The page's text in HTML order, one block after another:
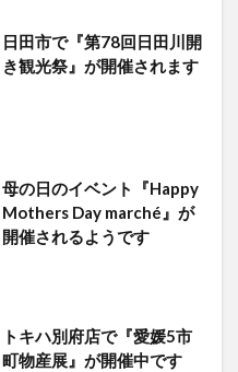
日田市で『第78回日田川開
き観光祭』が開催されます
母の日のイベント『Happy
Mothers Day marché』が
開催されるようです
トキハ別府店で『愛媛5市
町物産展』が開催中です